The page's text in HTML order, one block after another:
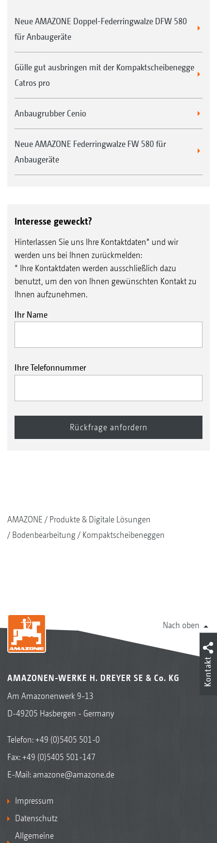
Neue AMAZONE Doppel-Federringwalze DFW 580
für Anbaugeräte
Gülle gut ausbringen mit der Kompaktscheibenegge
Catros pro
Anbaugrubber Cenio
Neue AMAZONE Federringwalze FW 580 für
Anbaugeräte
Interesse geweckt?
Hinterlassen Sie uns Ihre Kontaktdaten* und wir
werden uns bei Ihnen zurückmelden:
* Ihre Kontaktdaten werden ausschließlich dazu
benutzt, um den von Ihnen gewünschten Kontakt zu
Ihnen aufzunehmen.
Ihr Name
Ihre Telefonnummer
AMAZONE
Produkte & Digitale Lösungen
Bodenbearbeitung
Kompaktscheibeneggen
Nach oben
AMAZONEN-WERKE H. DREYER SE & Co. KG
Am Amazonenwerk 9-13
D-49205 Hasbergen - Germany
Telefon:+49 (0)5405 501-0
Fax: +49 (0)5405 501-147
E-Mail: amazone@amazone.de
Impressum
Datenschutz
Allgemeine
Kontakt